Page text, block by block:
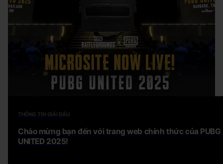
THÔNG TIN GIẢI ĐẤU
Chào mừng bạn đến với trang web chính thức của PUBG
UNITED 2025!